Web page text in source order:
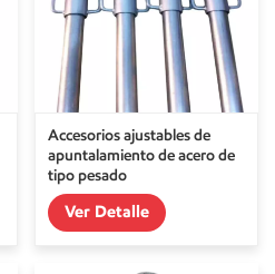
Accesorios ajustables de
apuntalamiento de acero de
tipo pesado
Ver Detalle